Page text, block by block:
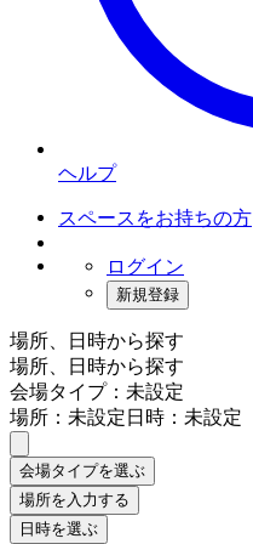
ヘルプ
スペースをお持ちの方
ログイン
新規登録
場所、日時から探す
場所、日時から探す
会場タイプ：未設定
場所：未設定日時：未設定
会場タイプを選ぶ
場所を入力する
日時を選ぶ